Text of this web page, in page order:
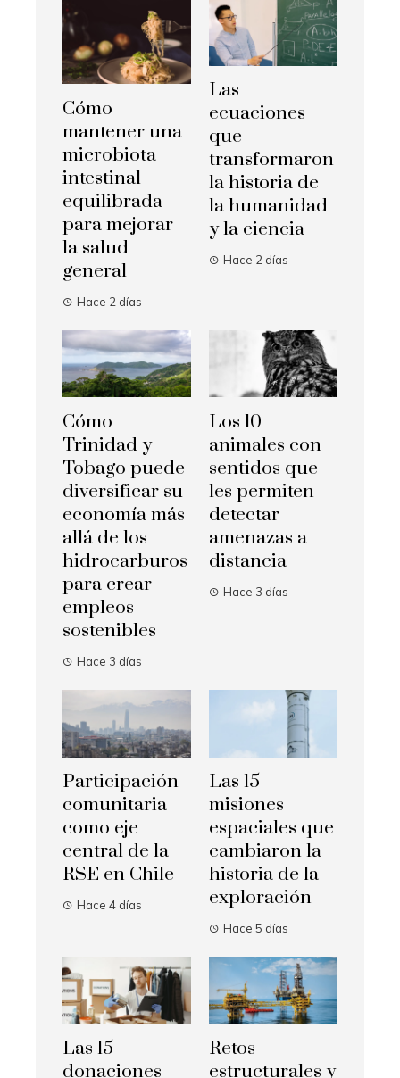
Cómo
mantener una
microbiota
intestinal
equilibrada
para mejorar
la salud
general
Hace 2 días
Las
ecuaciones
que
transformaron
la historia de
la humanidad
y la ciencia
Hace 2 días
Cómo
Trinidad y
Tobago puede
diversificar su
economía más
allá de los
hidrocarburos
para crear
empleos
sostenibles
Hace 3 días
Los 10
animales con
sentidos que
les permiten
detectar
amenazas a
distancia
Hace 3 días
Participación
comunitaria
como eje
central de la
RSE en Chile
Hace 4 días
Las 15
misiones
espaciales que
cambiaron la
historia de la
exploración
Hace 5 días
Las 15
donaciones
Retos
estructurales y